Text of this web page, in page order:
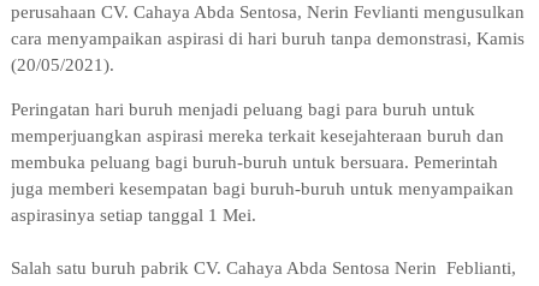
perusahaan CV. Cahaya Abda Sentosa, Nerin Fevlianti mengusulkan
cara menyampaikan aspirasi di hari buruh tanpa demonstrasi, Kamis
(20/05/2021).
Peringatan hari buruh menjadi peluang bagi para buruh untuk
memperjuangkan aspirasi mereka terkait kesejahteraan buruh dan
membuka peluang bagi buruh-buruh untuk bersuara. Pemerintah
juga memberi kesempatan bagi buruh-buruh untuk menyampaikan
aspirasinya setiap tanggal 1 Mei.
Salah satu buruh pabrik CV. Cahaya Abda Sentosa Nerin Feblianti,